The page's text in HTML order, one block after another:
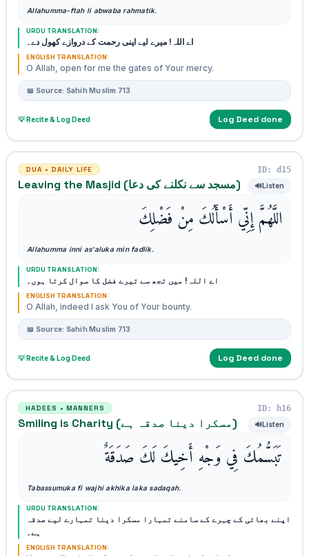
Allahumma-ftah li abwaba rahmatik.
URDU TRANSLATION:
اے اللہ! میرے لیے اپنی رحمت کے دروازے کھول دے۔
ENGLISH TRANSLATION:
O Allah, open for me the gates of Your mercy.
📖 Source: Sahih Muslim 713
💡 Recite & Log Deed Log Deed done
DUA • DAILY LIFE ID: d15
Leaving the Masjid (مسجد سے نکلنے کی دعا) 🔊Listen
اللَّهُمَّ إِنِّي أَسْأَلُكَ مِنْ فَضْلِكَ
Allahumma inni as'aluka min fadlik.
URDU TRANSLATION:
اے اللہ! میں تجھ سے تیرے فضل کا سوال کرتا ہوں۔
ENGLISH TRANSLATION:
O Allah, indeed I ask You of Your bounty.
📖 Source: Sahih Muslim 713
💡 Recite & Log Deed Log Deed done
HADEES • MANNERS ID: h16
Smiling is Charity (مسکرا دینا صدقہ ہے) 🔊Listen
تَبَسُّمُكَ فِي وَجْهِ أَخِيكَ لَكَ صَدَقَةٌ
Tabassumuka fi wajhi akhika laka sadaqah.
URDU TRANSLATION:
اپنے بھائی کے چہرے کے سامنے تمہارا مسکرا دینا تمہارے لیے صدقہ
ہے۔
ENGLISH TRANSLATION: